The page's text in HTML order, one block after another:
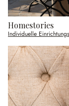
Homestories
Individuelle